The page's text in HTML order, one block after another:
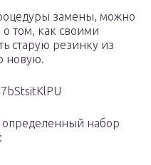
замены, можно
о том, как своими
старую резинку из
новую.
определенный набор